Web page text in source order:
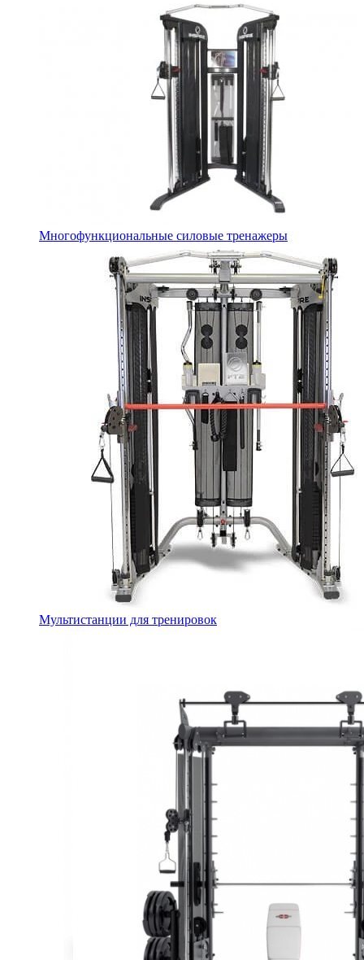
Многофункциональные силовые тренажеры
Мультистанции для тренировок